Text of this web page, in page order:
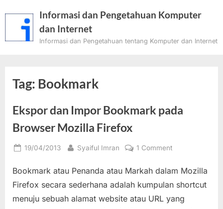
Informasi dan Pengetahuan Komputer
dan Internet
Informasi dan Pengetahuan tentang Komputer dan Internet
Tag: Bookmark
Ekspor dan Impor Bookmark pada
Browser Mozilla Firefox
Posted
19/04/2013 By
Syaiful Imran 1 Commenton
dan
Impor
pada
Bookmark atau Penanda atau Markah dalam Mozilla
Firefox secara sederhana adalah kumpulan shortcut
menuju sebuah alamat website atau URL yang